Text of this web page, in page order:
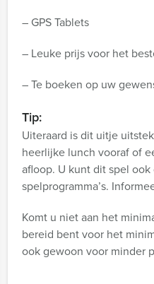
– GPS Tablets
– Leuke prijs voor het
– Te boeken op uw
Tip:
Uiteraard is dit uitje
heerlijke lunch vooraf of
afloop. U kunt dit spel
spelprogramma’s.
Komt u niet aan het
bereid bent voor het
ook gewoon voor minder